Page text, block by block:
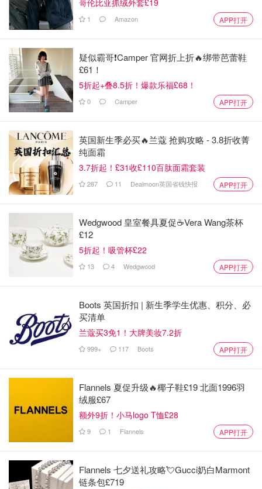
哥伦比亚抓绒外套£19
1 Amazon APP打开
疑似霸哥❗️Camper 官网折上折🔥绑带芭蕾鞋
£61！
5折起+叠8.5折！爆款乐福£68！
0 Camper APP打开
英国新生季必买🔥兰蔻 抢购攻略 - 3.8折收菁
纯面霜
3.7折起！£31收£110百肽面霜套装
287 11 Dealmoon英国省钱快报 APP打开
Wedgwood 皇室餐具夏促☕️Vera Wang茶杯
£12
5折起！吸管杯£22
13 4 Wedgwood APP打开
Boots 英国折扣 | 新生季学生优惠、积分、必
买清单
兰蔻买3免1！大牌美妆7.2折
999+ 117 Boots APP打开
Flannels 夏促升级🔥椰子鞋£19 北面1996羽
绒服£67
额外9折！小马logo T恤£28
9 1 Flannels APP打开
Flannels 七夕送礼攻略💘Gucci奶白Marmont
链条包£719